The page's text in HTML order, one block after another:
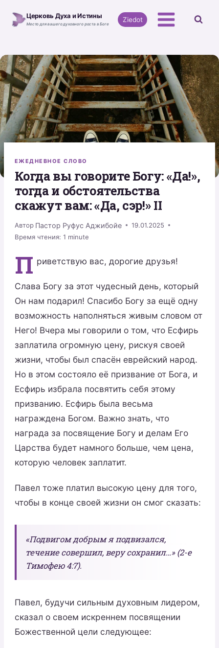
Церковь Духа и Истины
Место для вашего духовного роста в Боге
Ziedot
ЕЖЕДНЕВНОЕ СЛОВО
Когда вы говорите Богу: «Да!»,
тогда и обстоятельства
скажут вам: «Да, сэр!» II
Автор Пастор Руфус Аджибойе
19.01.2025
Время чтения: 1 minute
П риветствую вас, дорогие друзья!
Слава Богу за этот чудесный день, который
Он нам подарил! Спасибо Богу за ещё одну
возможность наполняться живым словом от
Него! Вчера мы говорили о том, что Есфирь
заплатила огромную цену, рискуя своей
жизни, чтобы был спасён еврейский народ.
Но в этом состояло её призвание от Бога, и
Есфирь избрала посвятить себя этому
призванию. Есфирь была весьма
награждена Богом. Важно знать, что
награда за посвящение Богу и делам Его
Царства будет намного больше, чем цена,
которую человек заплатит.
Павел тоже платил высокую цену для того,
чтобы в конце своей жизни он смог сказать:
«Подвигом добрым я подвизался,
течение совершил, веру сохранил…» (2-е
Тимофею 4:7).
Павел, будучи сильным духовным лидером,
сказал о своем искреннем посвящении
Божественной цели следующее: